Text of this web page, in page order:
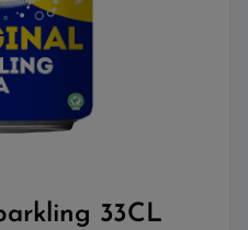
33CL